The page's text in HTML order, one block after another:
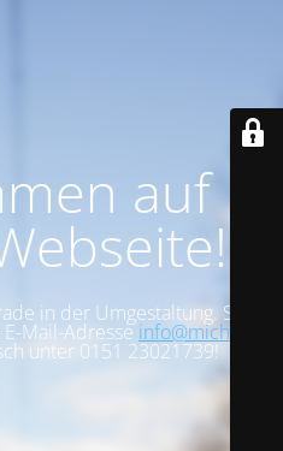
auf
in der Umgestaltung. Sie
Mail-Adresseinfo@michael-
unter 0151 23021739!